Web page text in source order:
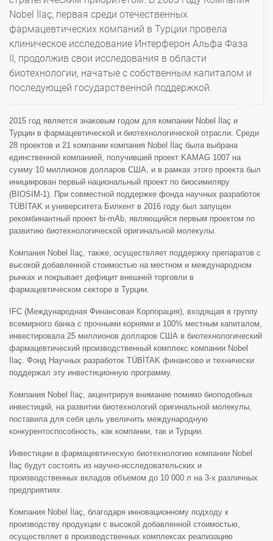
Nobel İlaç, первая среди отечественных
фармацевтических компаний в Турции провела
клиническое исследование Интерферон Альфа Фаза
II, продолжив свои исследования в области
биотехнологии, начатые с собственным капиталом и
последующей государственной поддержкой.
2015 год является знаковым годом для компании Nobel İlaç и
Турции в фармацевтической и биотехнологической отрасли. Среди
28 проектов и 21 компании компания Nobel İlaç была выбрана
единственной компанией, получившей проект KAMAG 1007 на
сумму 10 миллионов долларов США, и в рамках этого проекта был
инициирован первый национальный проект по биосимиляру
(BIOSIM-1). При совместной поддержке фонда научных разработок
TÜBİTAK и университета Билкент в 2016 году был запущен
рекомбинантный проект bi-mAb, являющийся первым проектом по
развитию биотехнологической оригинальной молекулы.
Компания Nobel İlaç, также, осуществляет поддержку препаратов с
высокой добавленной стоимостью на местном и международном
рынках и покрывает дефицит внешней торговли в
фармацевтическом секторе в Турции.
IFC (Международная Финансовая Корпорация), входящая в группу
всемирного банка с прочными корнями и 100% местным капиталом,
инвестировала 25 миллионов долларов США в биотехнологический
фармацевтический производственный комплекс компании Nobel
İlaç. Фонд Научных разработок TÜBİTAK финансово и технически
поддержал эту инвестиционную программу.
Компания Nobel İlaç, акцентрируя внимание помимо биоподобных
инвестиций, на развитии биотехнологий оригинальной молекулы,
поставила для себя цель увеличить международную
конкурентоспособность, как компании, так и Турции.
Инвестиции в фармацевтическую биотехнологию компании Nobel
İlaç будут состоять из научно-исследовательских и
производственных вкладов объемом до 10 000 л на 3-х различных
предприятиях.
Компания Nobel İlaç, благодаря инновационному подходу к
производству продукции с высокой добавленной стоимостью,
осуществляет в производственных комплексах реализацию